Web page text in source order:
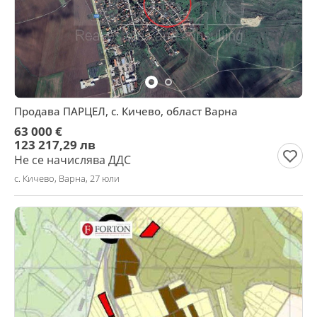
Продава ПАРЦЕЛ, с. Кичево, област Варна
63 000 €
123 217,29 лв
Не се начислява ДДС
с. Кичево, Варна, 27 юли